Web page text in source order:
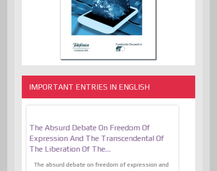
IMPORTANT ENTRIES IN ENGLISH
The Absurd Debate On Freedom Of
Expression And The Transcendental Of
The Liberation Of The…
The absurd debate on freedom of expression and